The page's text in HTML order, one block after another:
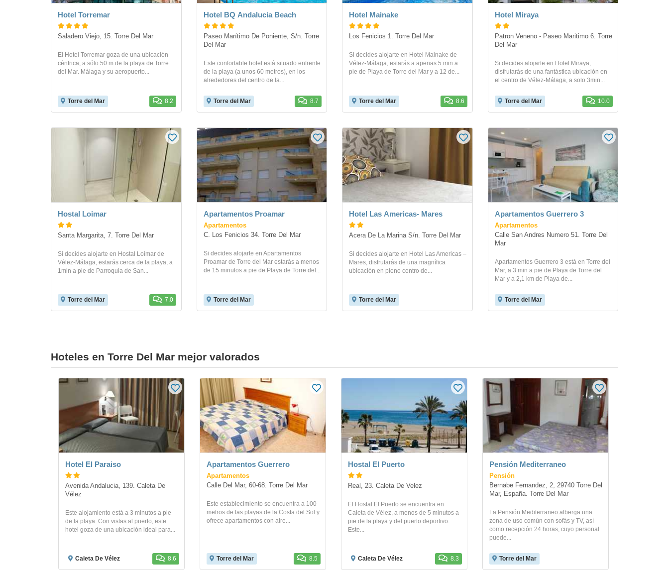
Hotel Torremar
Saladero Viejo, 15. Torre Del Mar
El Hotel Torremar goza de una ubicación
céntrica, a sólo 50 m de la playa de Torre
del Mar. Málaga y su aeropuerto...
Torre del Mar 8.2
Hotel BQ Andalucia Beach
Paseo Marítimo De Poniente, S/n. Torre
Del Mar
Este confortable hotel está situado enfrente
de la playa (a unos 60 metros), en los
alrededores del centro de la...
Torre del Mar 8.7
Hotel Mainake
Los Fenicios 1. Torre Del Mar
Si decides alojarte en Hotel Mainake de
Vélez-Málaga, estarás a apenas 5 min a
pie de Playa de Torre del Mar y a 12 de...
Torre del Mar 8.6
Hotel Miraya
Patron Veneno - Paseo Maritimo 6. Torre
Del Mar
Si decides alojarte en Hotel Miraya,
disfrutarás de una fantástica ubicación en
el centro de Vélez-Málaga, a solo 3min...
Torre del Mar 10.0
Hostal Loimar
Santa Margarita, 7. Torre Del Mar
Si decides alojarte en Hostal Loimar de
Vélez-Málaga, estarás cerca de la playa, a
1min a pie de Parroquia de San...
Torre del Mar 7.0
Apartamentos Proamar
Apartamentos
C. Los Fenicios 34. Torre Del Mar
Si decides alojarte en Apartamentos
Proamar de Torre del Mar estarás a menos
de 15 minutos a pie de Playa de Torre del...
Torre del Mar
Hotel Las Americas- Mares
Acera De La Marina S/n. Torre Del Mar
Si decides alojarte en Hotel Las Americas –
Mares, disfrutarás de una magnífica
ubicación en pleno centro de...
Torre del Mar
Apartamentos Guerrero 3
Apartamentos
Calle San Andres Numero 51. Torre Del
Mar
Apartamentos Guerrero 3 está en Torre del
Mar, a 3 min a pie de Playa de Torre del
Mar y a 2,1 km de Playa de...
Torre del Mar
Hoteles en Torre Del Mar mejor valorados
Hotel El Paraiso
Avenida Andalucia, 139. Caleta De
Vélez
Este alojamiento está a 3 minutos a pie
de la playa. Con vistas al puerto, este
hotel goza de una ubicación ideal para...
Caleta De Vélez 8.6
Apartamentos Guerrero
Apartamentos
Calle Del Mar, 60-68. Torre Del Mar
Este establecimiento se encuentra a 100
metros de las playas de la Costa del Sol y
ofrece apartamentos con aire...
Torre del Mar 8.5
Hostal El Puerto
Real, 23. Caleta De Velez
El Hostal El Puerto se encuentra en
Caleta de Vélez, a menos de 5 minutos a
pie de la playa y del puerto deportivo.
Este...
Caleta De Vélez 8.3
Pensión Mediterraneo
Pensión
Bernabe Fernandez, 2, 29740 Torre Del
Mar, España. Torre Del Mar
La Pensión Mediterraneo alberga una
zona de uso común con sofás y TV, así
como recepción 24 horas, cuyo personal
puede...
Torre del Mar